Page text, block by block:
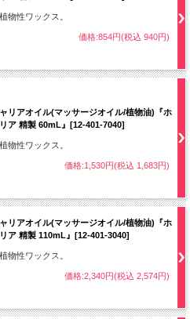
物性ワックス。
価格:854円(税込 940円)
ャリアオイル(マッサージオイル/植物油)『ホ
ア 精製 60mL』[12-401-7040]
物性ワックス。
価格:1,530円(税込 1,683円)
ャリアオイル(マッサージオイル/植物油)『ホ
ア 精製 110mL』[12-401-3040]
物性ワックス。
価格:2,340円(税込 2,574円)